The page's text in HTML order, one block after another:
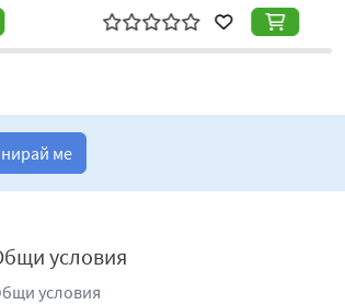
ме
условия
условия